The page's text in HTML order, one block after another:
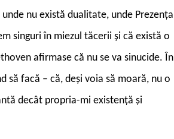
nu există dualitate, unde Prezența
singuri în miezul tăcerii și că există o
afirmase că nu se va sinucide. În
să facă – că, deși voia să moară, nu o
decât propria-mi existență și